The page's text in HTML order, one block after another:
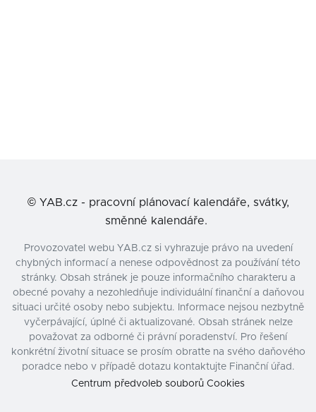
© YAB.cz - pracovní plánovací kalendáře, svátky,
směnné kalendáře.
Provozovatel webu YAB.cz si vyhrazuje právo na uvedení
chybných informací a nenese odpovědnost za používání této
stránky. Obsah stránek je pouze informačního charakteru a
obecné povahy a nezohledňuje individuální finanční a daňovou
situaci určité osoby nebo subjektu. Informace nejsou nezbytně
vyčerpávající, úplné či aktualizované. Obsah stránek nelze
považovat za odborné či právní poradenství. Pro řešení
konkrétní životní situace se prosím obraťte na svého daňového
poradce nebo v případě dotazu kontaktujte Finanční úřad.
Centrum předvoleb souborů Cookies